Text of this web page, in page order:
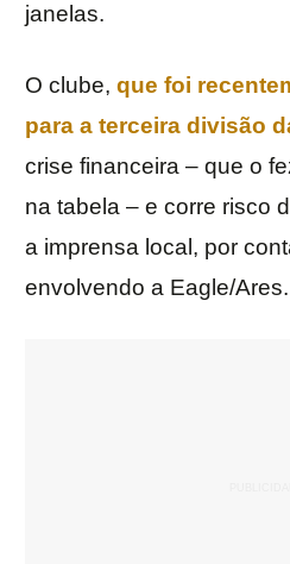
janelas.
O clube, que foi
para a terceira divisão
crise financeira – que o
na tabela – e corre risco
a imprensa local, por
envolvendo a Eagle/Ares.